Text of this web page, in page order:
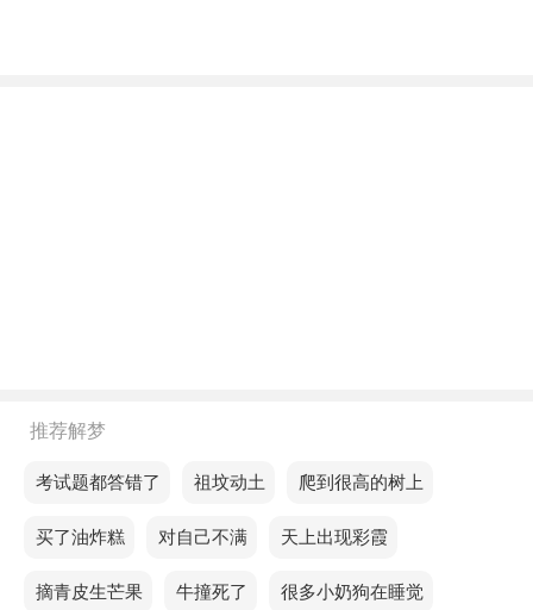
原计划进行，能力有限，心里很不爽。
不同的人梦见跟别人发生了性关系预示着什么？
单身的人梦见跟别人发生了性关系，预示你求职的好
运达到顶峰，顺应你的本性寻找机会，就能得到预期
推荐解梦
梦见考试题都答错了 梦见祖坟动土 梦见爬到很高的树上
梦见买了油炸糕梦见对自己不满梦见天上出现彩霞
梦见摘青皮生芒果梦见牛撞死了 梦见很多小奶狗在睡觉